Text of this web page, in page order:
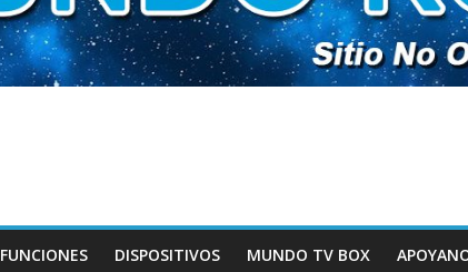
FUNCIONES DISPOSITIVOS MUNDO TV BOX